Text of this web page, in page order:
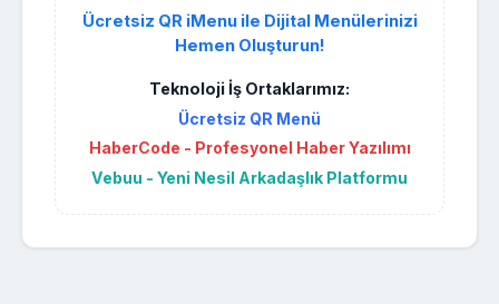
Ücretsiz QR iMenu ile Dijital Menülerinizi
Hemen Oluşturun!
Teknoloji İş Ortaklarımız:
Ücretsiz QR Menü
HaberCode - Profesyonel Haber Yazılımı
Vebuu - Yeni Nesil Arkadaşlık Platformu